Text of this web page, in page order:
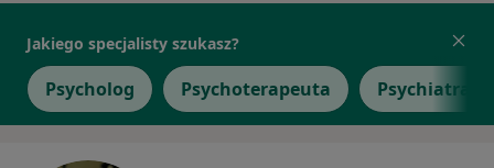
Jakiego specjalisty szukasz?
Psycholog Psychoterapeuta Psychiatra